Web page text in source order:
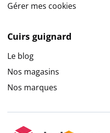
Gérer mes cookies
Cuirs guignard
Le blog
Nos magasins
Nos marques